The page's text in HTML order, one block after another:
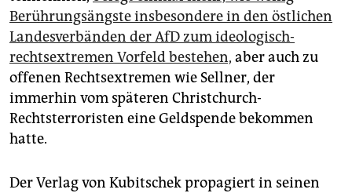
Berührungsängste insbesondere in den östlichen
Landesverbänden der AfD zum ideologisch-
rechtsextremen Vorfeld bestehen, aber auch zu
offenen Rechtsextremen wie Sellner, der
immerhin vom späteren Christchurch-
Rechtsterroristen eine Geldspende bekommen
hatte.
Der Verlag von Kubitschek propagiert in seinen